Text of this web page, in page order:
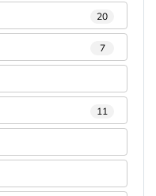
20
7
11